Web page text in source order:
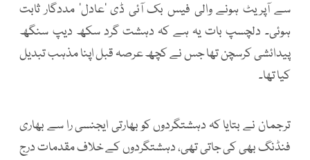
سے آپریٹ ہونے والی فیس بک آئی ڈی ’عادل‘ مددگار ثابت
ہوئی۔ دلچسپ بات یہ ہے کہ دہشت گرد سکھ دیپ سنگھ
پیدائشی کرسچن تھا جس نے کچھ عرصہ قبل اپنا مذہب تبدیل
کیا تھا۔
ترجمان نے بتایا کہ دہشتگردوں کو بھارتی ایجنسی را سے بھاری
فنڈنگ بھی کی جاتی تھی، دہشتگردوں کے خلاف مقدمات درج